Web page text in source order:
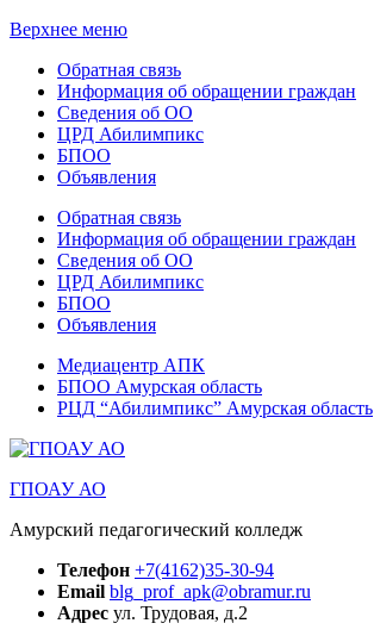
Верхнее меню
Обратная связь
Информация об обращении граждан
Сведения об ОО
ЦРД Абилимпикс
БПОО
Объявления
Обратная связь
Информация об обращении граждан
Сведения об ОО
ЦРД Абилимпикс
БПОО
Объявления
Медиацентр АПК
БПОО Амурская область
РЦД “Абилимпикс” Амурская область
ГПОАУ АО
Амурский педагогический колледж
Телефон +7(4162)35-30-94
Email blg_prof_apk@obramur.ru
Адрес ул. Трудовая, д.2